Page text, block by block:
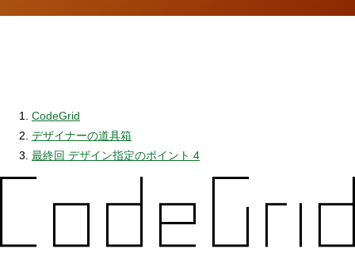
CodeGrid
デザイナーの道具箱
最終回 デザイン指定のポイント 4